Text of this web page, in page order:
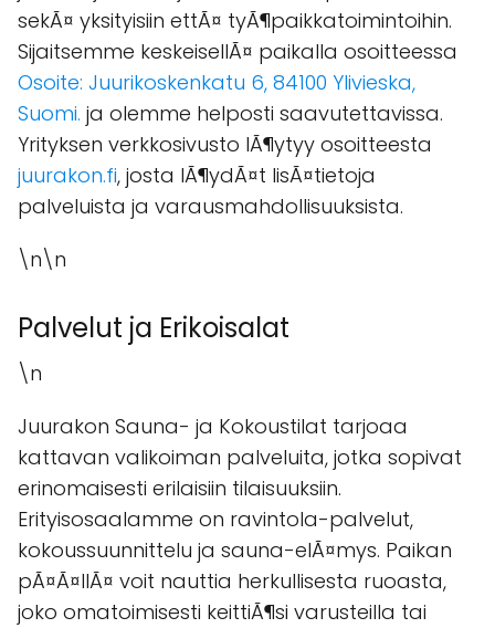
sekÃ¤ yksityisiin ettÃ¤ tyÃ¶paikkatoimintoihin.
Sijaitsemme keskeisellÃ¤ paikalla osoitteessa
Osoite: Juurikoskenkatu 6, 84100 Ylivieska,
Suomi. ja olemme helposti saavutettavissa.
Yrityksen verkkosivusto lÃ¶ytyy osoitteesta
juurakon.fi, josta lÃ¶ydÃ¤t lisÃ¤tietoja
palveluista ja varausmahdollisuuksista.
\n\n
Palvelut ja Erikoisalat
\n
Juurakon Sauna- ja Kokoustilat tarjoaa
kattavan valikoiman palveluita, jotka sopivat
erinomaisesti erilaisiin tilaisuuksiin.
Erityisosaalamme on ravintola-palvelut,
kokoussuunnittelu ja sauna-elÃ¤mys. Paikan
pÃ¤Ã¤llÃ¤ voit nauttia herkullisesta ruoasta,
joko omatoimisesti keittiÃ¶si varusteilla tai